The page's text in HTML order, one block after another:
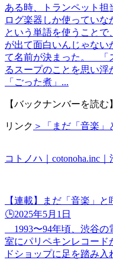
ある時、トランペット
ログ楽器しか使っていな
という単語を使うこと
が出て面白いんじゃな
て名前が決まった。 「
るスープのことを思い
「ごった煮」...
【バックナンバーを読む】
リンク ＞「まだ「音楽」
コトノハ｜cotonoha.inc
【連載】まだ「音楽」
🕒️2025年5月1日
1993〜94年頃、渋谷の
室にパリペキンレコード
ドショップに足を踏み